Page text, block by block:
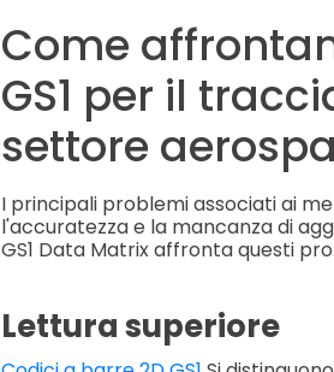
Come
GS1 per il
settore
I principali problemi associati ai
l'accuratezza e la mancanza di
GS1 Data Matrix affronta questi
Lettura superiore